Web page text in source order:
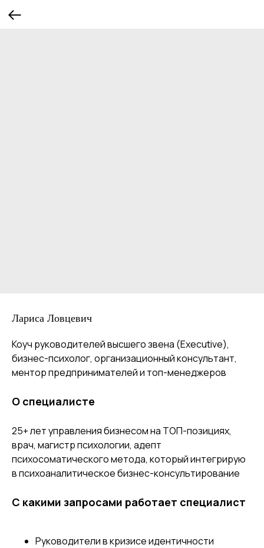
Лариса Ловцевич
Коуч руководителей высшего звена (Executive),
бизнес-психолог, организационный консультант,
ментор предпринимателей и топ-менеджеров
О специалисте
25+ лет управления бизнесом на ТОП-позициях,
врач, магистр психологии, адепт
психосоматического метода, который интегрирую
в психоаналитическое бизнес-консультирование
С какими запросами работает специалист
Руководители в кризисе идентичности